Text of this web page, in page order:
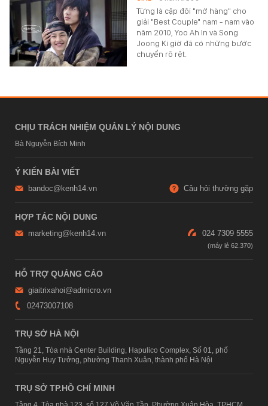
Từng là cặp đôi "mở hàng" cho
giải "Best Couple" nam - nam vào
năm 2010, Yoo Ah In và Song
Joong Ki giờ đã có những bước
chuyển rõ rệt.
CHỊU TRÁCH NHIỆM QUẢN LÝ NỘI DUNG
Bà Nguyễn Bích Minh
Ý KIẾN BÀI VIẾT
bandoc@kenh14.vn Câu hỏi thường gặp
HỢP TÁC NỘI DUNG
marketing@kenh14.vn 024 7309 5555
HỖ TRỢ QUẢNG CÁO
giaitrixahoi@admicro.vn
02473007108
TRỤ SỞ HÀ NỘI
Tầng 21, Tòa nhà Center Building, Hapulico Complex, Số 01, phố
Nguyễn Huy Tưởng, phường Thanh Xuân, thành phố Hà Nội
TRỤ SỞ TP.HỒ CHÍ MINH